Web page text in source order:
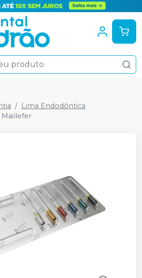
Lima Endodôntica
Maillefer